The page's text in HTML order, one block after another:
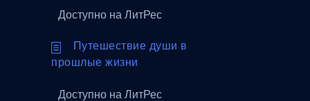
Доступно на ЛитРес
Доступно на ЛитРес
jjjjjjj
Путешествие души в
прошлые жизни